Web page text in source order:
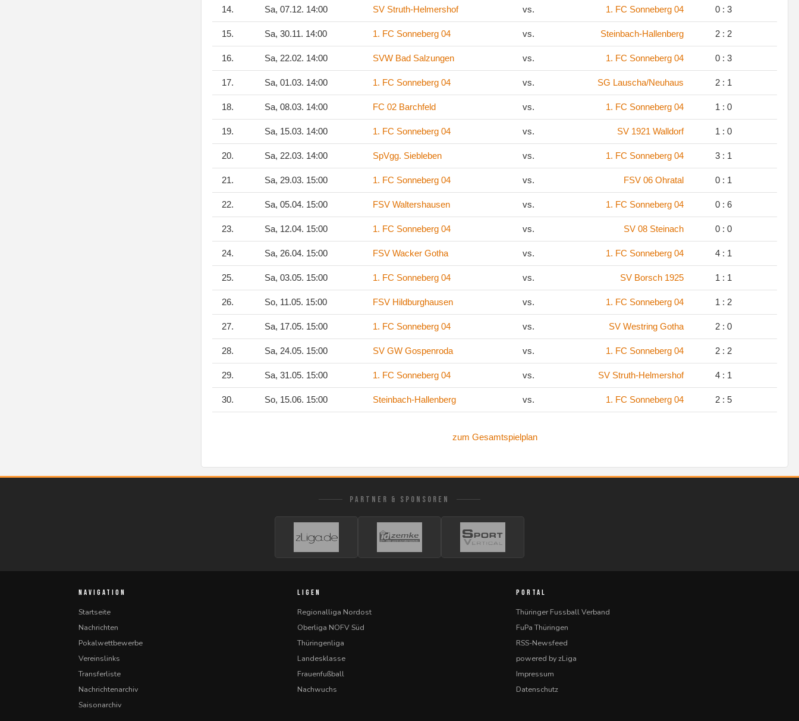
14. Sa, 07.12. 14:00 SV Struth-Helmershof vs. 1. FC Sonneberg 04 0 : 3
15. Sa, 30.11. 14:00 1. FC Sonneberg 04 vs. Steinbach-Hallenberg 2 : 2
16. Sa, 22.02. 14:00 SVW Bad Salzungen vs. 1. FC Sonneberg 04 0 : 3
17. Sa, 01.03. 14:00 1. FC Sonneberg 04 vs. SG Lauscha/Neuhaus 2 : 1
18. Sa, 08.03. 14:00 FC 02 Barchfeld vs. 1. FC Sonneberg 04 1 : 0
19. Sa, 15.03. 14:00 1. FC Sonneberg 04 vs. SV 1921 Walldorf 1 : 0
20. Sa, 22.03. 14:00 SpVgg. Siebleben vs. 1. FC Sonneberg 04 3 : 1
21. Sa, 29.03. 15:00 1. FC Sonneberg 04 vs. FSV 06 Ohratal 0 : 1
22. Sa, 05.04. 15:00 FSV Waltershausen vs. 1. FC Sonneberg 04 0 : 6
23. Sa, 12.04. 15:00 1. FC Sonneberg 04 vs. SV 08 Steinach 0 : 0
24. Sa, 26.04. 15:00 FSV Wacker Gotha vs. 1. FC Sonneberg 04 4 : 1
25. Sa, 03.05. 15:00 1. FC Sonneberg 04 vs. SV Borsch 1925 1 : 1
26. So, 11.05. 15:00 FSV Hildburghausen vs. 1. FC Sonneberg 04 1 : 2
27. Sa, 17.05. 15:00 1. FC Sonneberg 04 vs. SV Westring Gotha 2 : 0
28. Sa, 24.05. 15:00 SV GW Gospenroda vs. 1. FC Sonneberg 04 2 : 2
29. Sa, 31.05. 15:00 1. FC Sonneberg 04 vs. SV Struth-Helmershof 4 : 1
30. So, 15.06. 15:00 Steinbach-Hallenberg vs. 1. FC Sonneberg 04 2 : 5
zum Gesamtspielplan
PARTNER & SPONSOREN
NAVIGATION
Startseite
Nachrichten
Pokalwettbewerbe
Vereinslinks
Transferliste
Nachrichtenarchiv
Saisonarchiv
LIGEN
Regionalliga Nordost
Oberliga NOFV Süd
Thüringenliga
Landesklasse
Frauenfußball
Nachwuchs
PORTAL
Thüringer Fussball Verband
FuPa Thüringen
RSS-Newsfeed
powered by zLiga
Impressum
Datenschutz